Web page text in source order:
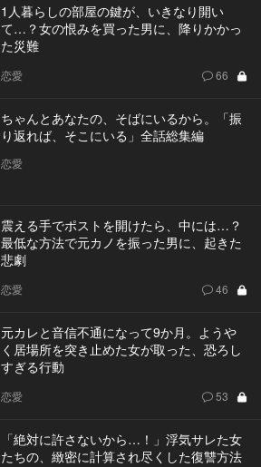
1人暮らしの部屋の鍵が、いきなり開い
て…？女の恨みを買った男に、降りかかっ
た災難
恋愛 66
ちゃんとあなたの、そばにいるから。「振
り返れば、そこにいる」全話総集編
恋愛
震える手でポストを開けたら、中には…？
最低な方法で元カノを振った男に、起きた
悲劇
恋愛 46
元カレと音信不通になって9か月。ようや
く居場所を突き止めた女が取った、恐ろし
すぎる行動
恋愛 53
「絶対に許さないから…！」浮気サレた女
たちの、緻密に計算され尽くした復讐方法